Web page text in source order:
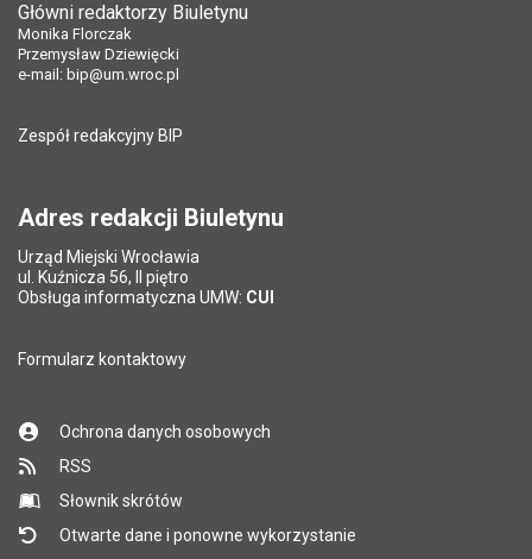
Ostatnio zaktualizował:
Data ostatniej aktualizacji:
Tytuł e-mailaPole wymagane
*
Adres e-mail znajomego
*
Pole wymagane
Główni redaktorzy Biuletynu
Monika Florczak
Przemysław Dziewięcki
e-mail: bip@um.wroc.pl
Zespół redakcyjny BIP
Adres redakcji Biuletynu
Urząd Miejski Wrocławia
ul. Kuźnicza 56, II piętro
Obsługa informatyczna UMW: CUI
Formularz kontaktowy
Ochrona danych osobowych
RSS
Słownik skrótów
Otwarte dane i ponowne wykorzystanie